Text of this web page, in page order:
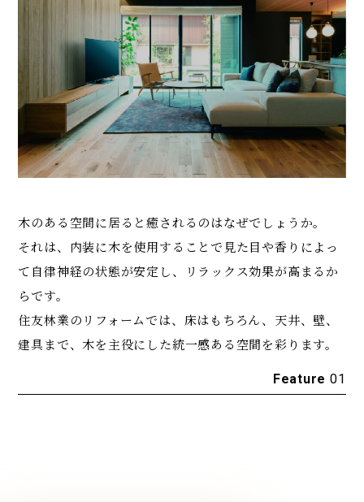
木のある空間に居ると癒されるのはなぜでしょうか。
それは、内装に木を使用することで見た目や香りによっ
て自律神経の状態が安定し、リラックス効果が高まるか
らです。
住友林業のリフォームでは、床はもちろん、天井、壁、
建具まで、木を主役にした統一感ある空間を彩ります。
Feature 01